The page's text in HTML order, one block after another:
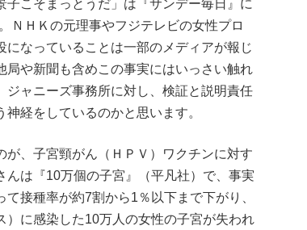
子こそまっとうだ」は『サンデー毎日』に
ＮＨＫの元理事やフジテレビの女性プロ
なっていることは一部のメディアが報じ
局や新聞も含めこの事実にはいっさい触れ
ャニーズ事務所に対し、検証と説明責任
経をしているのかと思います。
が、子宮頸がん（ＨＰＶ）ワクチンに対す
は『10万個の子宮』（平凡社）で、事実
接種率が約7割から1％以下まで下がり、
に感染した10万人の女性の子宮が失われ